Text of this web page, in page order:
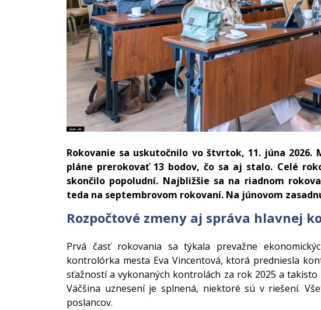
Rokovanie sa uskutočnilo vo štvrtok, 11. júna
pláne prerokovať 13 bodov, čo sa aj stalo. Celé
skončilo popoludní. Najbližšie sa na riadnom
teda na septembrovom rokovaní. Na júnovom
Rozpočtové zmeny aj správa hlavnej
Prvá časť rokovania sa týkala prevažne
kontrolórka mesta Eva Vincentová, ktorá predniesla
sťažností a vykonaných kontrolách za rok 2025 a
Väčšina uznesení je splnená, niektoré sú v riešení.
poslancov.